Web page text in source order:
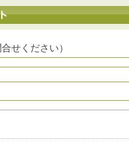
せください）